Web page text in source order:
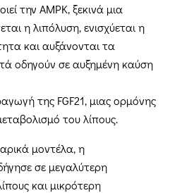
την AMPK, ξεκινά μια
η λιπόλυση, ενισχύεται η
και αυξάνονται τα
οδηγούν σε αυξημένη καύση
της FGF21, μιας ορμόνης
του λίπους.
μοντέλα, η
σε μεγαλύτερη
και μικρότερη